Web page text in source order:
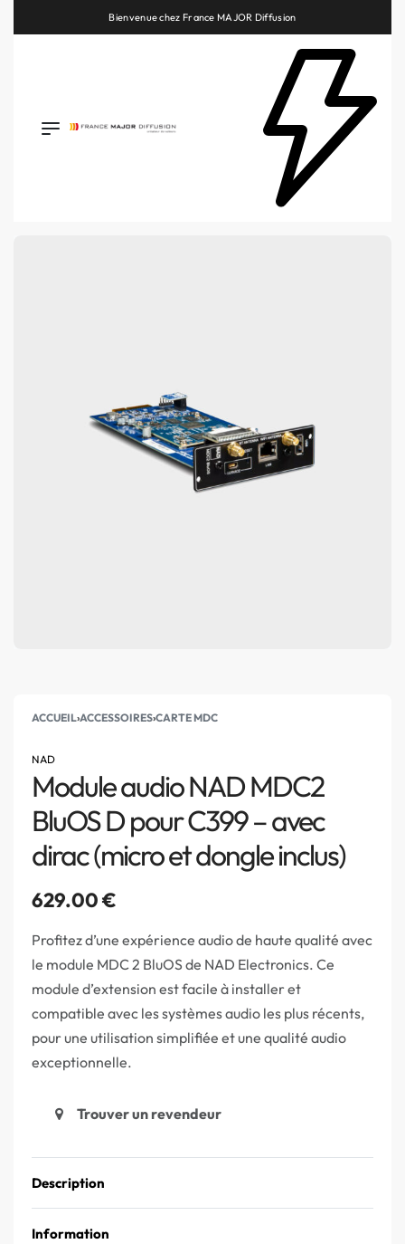
Bienvenue chez France MAJOR Diffusion
Retrouvez les plus belles marques de la HiFi, de l’intégration et du Home Cinéma
ACCUEIL›ACCESSOIRES›CARTE MDC
NAD
Module audio NAD MDC2
BluOS D pour C399 – avec
dirac (micro et dongle inclus)
629.00€
Profitez d’une expérience audio de haute qualité avec
le module MDC 2 BluOS de NAD Electronics. Ce
module d’extension est facile à installer et
compatible avec les systèmes audio les plus récents,
pour une utilisation simplifiée et une qualité audio
exceptionnelle.
Trouver un revendeur
Description
Information